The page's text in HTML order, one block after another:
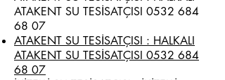
ATAKENT SU TESİSATÇISI 0532 684
68 07
ATAKENT SU TESİSATÇISI : HALKALI
ATAKENT SU TESİSATÇISI 0532 684
68 07